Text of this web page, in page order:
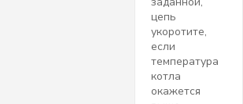
цепь
укоротите,
если
температура
котла
окажется